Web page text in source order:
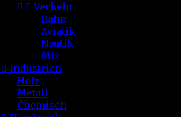
  Verkehr
Bahn
Aviatik
Nautik
Mfz
 Industrien
Holz
Metall
Chemisch